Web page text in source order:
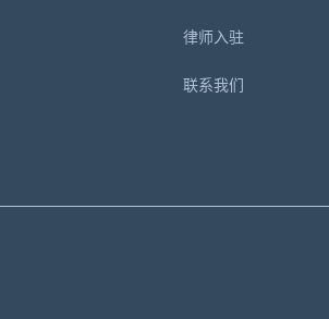
律师入驻
联系我们